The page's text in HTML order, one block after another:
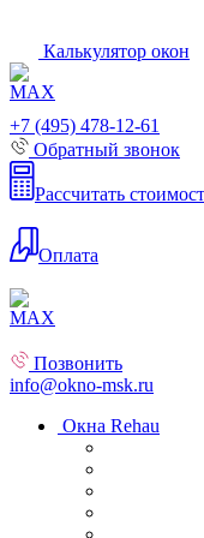
Калькулятор окон
+7 (495) 478-12-61
Обратный звонок
Рассчитать
Оплата
Позвонить
info@okno-msk.ru
Окна Rehau